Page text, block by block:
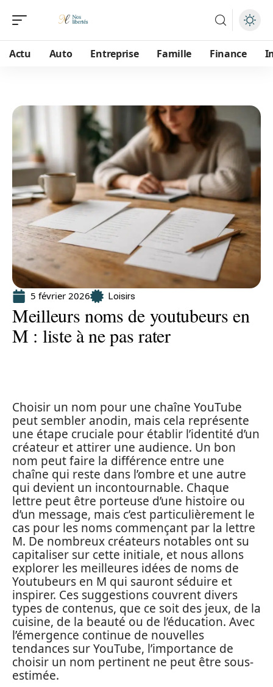
Actu Auto Entreprise Famille Finance
5 février 2026 Loisirs
Meilleurs noms de youtubeurs en
M : liste à ne pas rater
Choisir un nom pour une chaîne YouTube
peut sembler anodin, mais cela représente
une étape cruciale pour établir l’identité d’un
créateur et attirer une audience. Un bon
nom peut faire la différence entre une
chaîne qui reste dans l’ombre et une autre
qui devient un incontournable. Chaque
lettre peut être porteuse d’une histoire ou
d’un message, mais c’est particulièrement le
cas pour les noms commençant par la lettre
M. De nombreux créateurs notables ont su
capitaliser sur cette initiale, et nous allons
explorer les meilleures idées de noms de
Youtubeurs en M qui sauront séduire et
inspirer. Ces suggestions couvrent divers
types de contenus, que ce soit des jeux, de la
cuisine, de la beauté ou de l’éducation. Avec
l’émergence continue de nouvelles
tendances sur YouTube, l’importance de
choisir un nom pertinent ne peut être sous-
estimée.